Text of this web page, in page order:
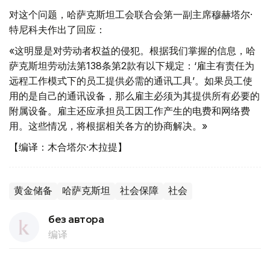
对这个问题，哈萨克斯坦工会联合会第一副主席穆赫塔尔·
特尼科夫作出了回应：
«这明显是对劳动者权益的侵犯。根据我们掌握的信息，哈
萨克斯坦劳动法第138条第2款有以下规定：‘雇主有责任为
远程工作模式下的员工提供必需的通讯工具’。如果员工使
用的是自己的通讯设备，那么雇主必须为其提供所有必要的
附属设备。雇主还应承担员工因工作产生的电费和网络费
用。这些情况，将根据相关各方的协商解决。»
【编译：木合塔尔·木拉提】
黄金储备 哈萨克斯坦 社会保障 社会
без автора
编译